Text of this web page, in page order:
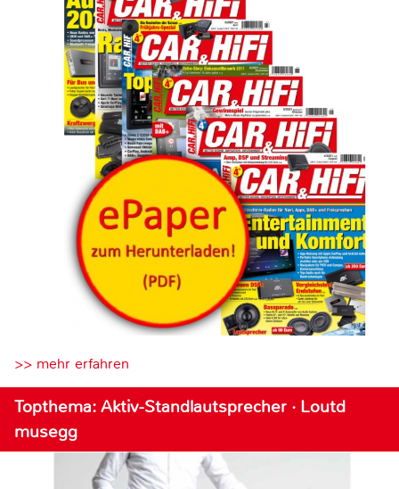
>> mehr erfahren
Topthema: Aktiv-Standlautsprecher · Loutd
musegg